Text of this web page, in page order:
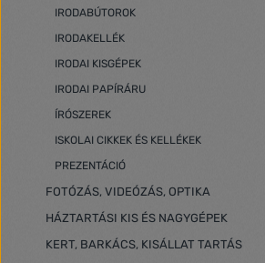
IRODABÚTOROK
IRODAKELLÉK
IRODAI KISGÉPEK
IRODAI PAPÍRÁRU
ÍRÓSZEREK
ISKOLAI CIKKEK ÉS KELLÉKEK
PREZENTÁCIÓ
FOTÓZÁS, VIDEÓZÁS, OPTIKA
HÁZTARTÁSI KIS ÉS NAGYGÉPEK
KERT, BARKÁCS, KISÁLLAT TARTÁS